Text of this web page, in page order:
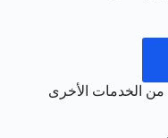
من الخدمات الأخرى